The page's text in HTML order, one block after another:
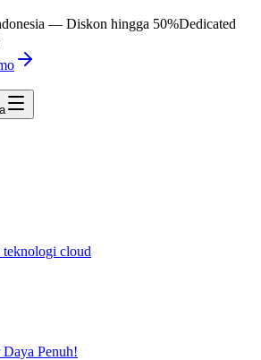
— Diskon hingga 50%Dedicated
teknologi cloud
Penuh!